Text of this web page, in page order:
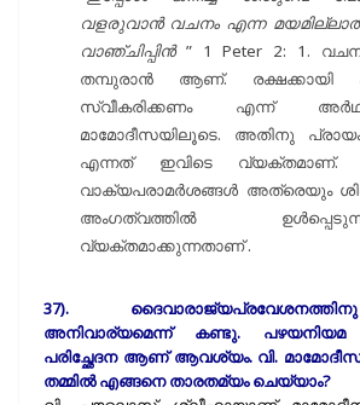
വളരുവാൻ വചനം എന്ന
വാഞ്ചിപ്പിൻ” 1 Peter 2: 1.
തമ്പുരാൻ ആണ്. രക്ഷക്കായി
സ്വീകരിക്കണം എന്ന്
മാമോദീസയിലൂടെ. അതിനു
എന്നത് ഇവിടെ വ്യക്തമാണ്.
വാക്യപരാമർശങ്ങൾ അത്രെയും
അംഗത്വത്തിൽ
വ്യക്തമാക്കുന്നതാണ് .
37).
അനിവാര്യമെന്ന് കണ്ടു. പഴയനിയമ
പരിച്ഛേദന ആണ് ആവശ്യം. വി.
തമ്മിൽ എങ്ങനെ താരതമ്യം ചെയ്യാം?